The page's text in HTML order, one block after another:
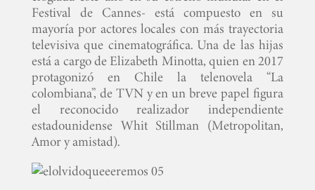
INICIO
PELICULAS
SERIES
Festival de Cannes- está compuesto en su
mayoría por actores locales con más trayectoria
televisiva que cinematográfica. Una de las hijas
está a cargo de Elizabeth Minotta, quien en 2017
protagonizó en Chile la telenovela “La
colombiana”, de TVN y en un breve papel figura
el reconocido realizador independiente
estadounidense Whit Stillman (Metropolitan,
Amor y amistad).